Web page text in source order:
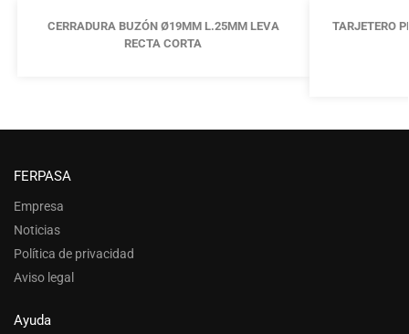
CERRADURA BUZÓN Ø19MM L.25MM LEVA
RECTA CORTA
TARJETERO
FERPASA
Empresa
Noticias
Política de privacidad
Aviso legal
Ayuda